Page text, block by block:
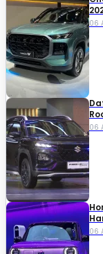
06
06
06